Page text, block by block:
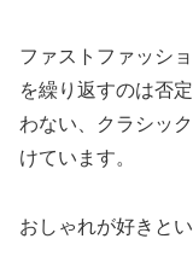
ファストファッシ
を繰り返すのは否
わない、クラシッ
けています。
おしゃれが好きと